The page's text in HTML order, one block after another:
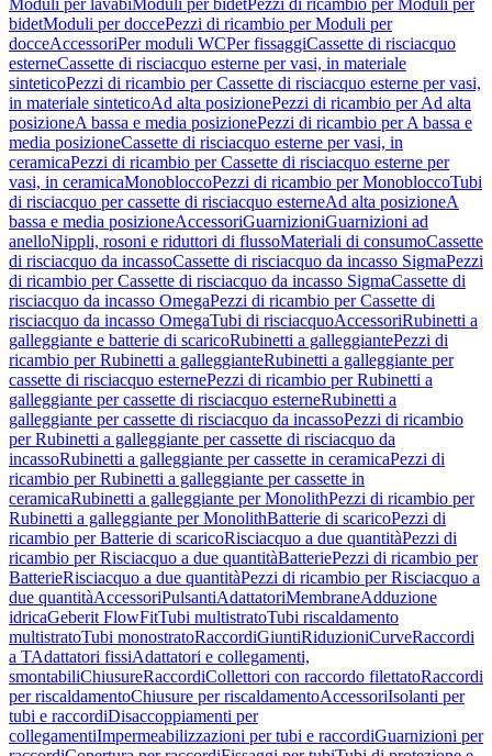
Moduli per lavabiModuli per bidetPezzi di ricambio per Moduli per
bidetModuli per doccePezzi di ricambio per Moduli per
docceAccessoriPer moduli WCPer fissaggiCassette di risciacquo
esterneCassette di risciacquo esterne per vasi, in materiale
sinteticoPezzi di ricambio per Cassette di risciacquo esterne per vasi,
in materiale sinteticoAd alta posizionePezzi di ricambio per Ad alta
posizioneA bassa e media posizionePezzi di ricambio per A bassa e
media posizioneCassette di risciacquo esterne per vasi, in
ceramicaPezzi di ricambio per Cassette di risciacquo esterne per
vasi, in ceramicaMonobloccoPezzi di ricambio per MonobloccoTubi
di risciacquo per cassette di risciacquo esterneAd alta posizioneA
bassa e media posizioneAccessoriGuarnizioniGuarnizioni ad
anelloNippli, rosoni e riduttori di flussoMateriali di consumoCassette
di risciacquo da incassoCassette di risciacquo da incasso SigmaPezzi
di ricambio per Cassette di risciacquo da incasso SigmaCassette di
risciacquo da incasso OmegaPezzi di ricambio per Cassette di
risciacquo da incasso OmegaTubi di risciacquoAccessoriRubinetti a
galleggiante e batterie di scaricoRubinetti a galleggiantePezzi di
ricambio per Rubinetti a galleggianteRubinetti a galleggiante per
cassette di risciacquo esternePezzi di ricambio per Rubinetti a
galleggiante per cassette di risciacquo esterneRubinetti a
galleggiante per cassette di risciacquo da incassoPezzi di ricambio
per Rubinetti a galleggiante per cassette di risciacquo da
incassoRubinetti a galleggiante per cassette in ceramicaPezzi di
ricambio per Rubinetti a galleggiante per cassette in
ceramicaRubinetti a galleggiante per MonolithPezzi di ricambio per
Rubinetti a galleggiante per MonolithBatterie di scaricoPezzi di
ricambio per Batterie di scaricoRisciacquo a due quantitàPezzi di
ricambio per Risciacquo a due quantitàBatteriePezzi di ricambio per
BatterieRisciacquo a due quantitàPezzi di ricambio per Risciacquo a
due quantitàAccessoriPulsantiAdattatoriMembraneAdduzione
idricaGeberit FlowFitTubi multistratoTubi riscaldamento
multistratoTubi monostratoRaccordiGiuntiRiduzioniCurveRaccordi
a TAdattatori fissiAdattatori e collegamenti,
smontabiliChiusureRaccordiCollettori con raccordo filettatoRaccordi
per riscaldamentoChiusure per riscaldamentoAccessoriIsolanti per
tubi e raccordiDisaccoppiamenti per
collegamentiImpermeabilizzazioni per tubi e raccordiGuarnizioni per